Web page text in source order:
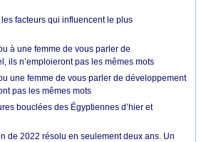
facteurs qui influencent le plus
à une femme de vous parler de
ils n’emploieront pas les mêmes mots
une femme de vous parler de développement
pas les mêmes mots
bouclées des Égyptiennes d’hier et
de 2022 résolu en seulement deux ans. Un